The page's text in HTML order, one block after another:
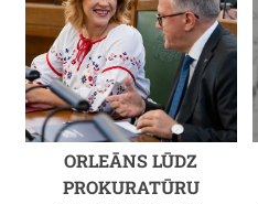
ORLEĀNS LŪDZ
PROKURATŪRU